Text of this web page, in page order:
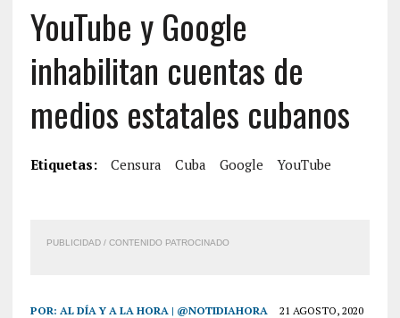
YouTube y Google
inhabilitan cuentas de
medios estatales cubanos
Etiquetas: Censura Cuba Google YouTube
PUBLICIDAD / CONTENIDO PATROCINADO
POR: AL DÍA Y A LA HORA | @NOTIDIAHORA 21 AGOSTO, 2020